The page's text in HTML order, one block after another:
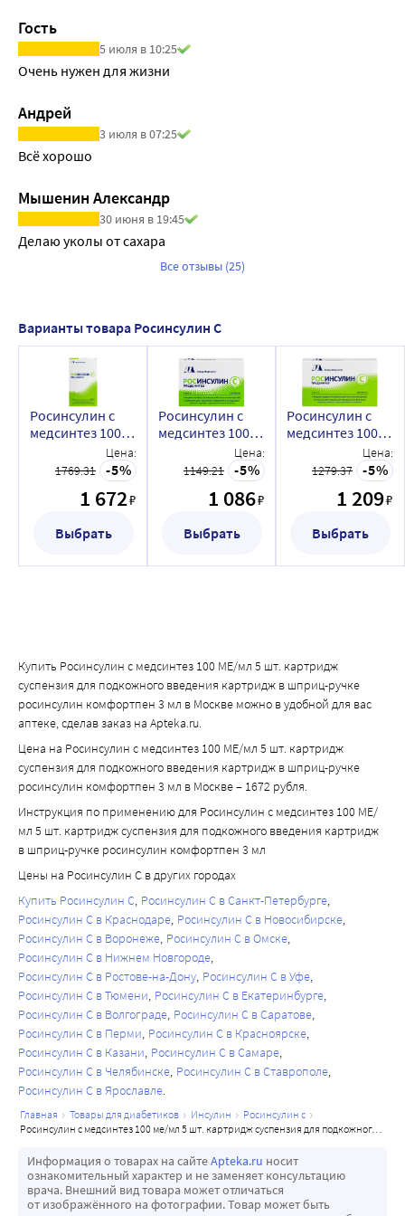
Гость
5 июля в 10:25
Очень нужен для жизни
Андрей
3 июля в 07:25
Всё хорошо
Мышенин Александр
30 июня в 19:45
Делаю уколы от сахара
Все отзывы (25)
Варианты товара Росинсулин С
Росинсулин с
медсинтез 100
картридж
суспензия для
подкожного
картридж в
росинсулин
Цена:
1769.31
5
1 672₽
Выбрать
Росинсулин с
медсинтез 100
картридж
суспензия для
подкожного
картридж 3 мл
Цена:
1149.21
5
1 086₽
Выбрать
Росинсулин с
медсинтез 100
флакон
суспензия для
подкожного
флакон 5 мл
Цена:
1279.37
5
1 209₽
Выбрать
Купить Росинсулин с медсинтез 100 МЕ/мл 5 шт. картридж
суспензия для подкожного введения картридж в шприц-ручке
росинсулин комфортпен 3 мл в Москве можно в удобной для вас
аптеке, сделав заказ на Apteka.ru.
Цена на Росинсулин с медсинтез 100 МЕ/мл 5 шт. картридж
суспензия для подкожного введения картридж в шприц-ручке
росинсулин комфортпен 3 мл в Москве – 1672 рубля.
Инструкция по применению для Росинсулин с медсинтез 100 МЕ/
мл 5 шт. картридж суспензия для подкожного введения картридж
в шприц-ручке росинсулин комфортпен 3 мл
Цены на Росинсулин С в других городах
Купить Росинсулин С Росинсулин С в Санкт-Петербурге
Росинсулин С в Краснодаре Росинсулин С в Новосибирске
Росинсулин С в Воронеже Росинсулин С в Омске
Росинсулин С в Нижнем Новгороде
Росинсулин С в Ростове-на-Дону Росинсулин С в Уфе
Росинсулин С в Тюмени Росинсулин С в Екатеринбурге
Росинсулин С в Волгограде Росинсулин С в Саратове
Росинсулин С в Перми Росинсулин С в Красноярске
Росинсулин С в Казани Росинсулин С в Самаре
Росинсулин С в Челябинске Росинсулин С в Ставрополе
Росинсулин С в Ярославле
главная товары для диабетиков инсулин
росинсулин с
росинсулин с медсинтез 100 ме/мл 5 шт. картридж суспензия для подкожного введения картридж в шприц-ручке росинсулин комфортпен 3 мл
Информация о товарах на сайтеApteka.ru носит
ознакомительный характер и не заменяет консультацию
врача. Внешний вид товара может отличаться
от изображённого на фотографии. Товар может быть